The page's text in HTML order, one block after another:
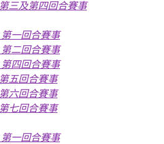
第三及第四回合賽事
第一回合賽事
第二回合賽事
第四回合賽事
第五回合賽事
第六回合賽事
第七回合賽事
第一回合賽事